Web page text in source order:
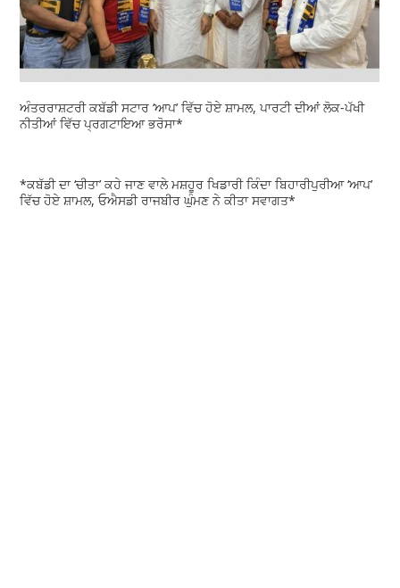
ਅੰਤਰਰਾਸ਼ਟਰੀ ਕਬੱਡੀ ਸਟਾਰ ‘ਆਪ’ ਵਿੱਚ ਹੋਏ ਸ਼ਾਮਲ, ਪਾਰਟੀ ਦੀਆਂ ਲੋਕ-ਪੱਖੀ
ਨੀਤੀਆਂ ਵਿੱਚ ਪ੍ਰਗਟਾਇਆ ਭਰੋਸਾ*
*ਕਬੱਡੀ ਦਾ ‘ਚੀਤਾ’ ਕਹੇ ਜਾਣ ਵਾਲੇ ਮਸ਼ਹੂਰ ਖਿਡਾਰੀ ਕਿੰਦਾ ਬਿਹਾਰੀਪੁਰੀਆ ‘ਆਪ’
ਵਿੱਚ ਹੋਏ ਸ਼ਾਮਲ, ਓਐਸਡੀ ਰਾਜਬੀਰ ਘੁੰਮਣ ਨੇ ਕੀਤਾ ਸਵਾਗਤ*